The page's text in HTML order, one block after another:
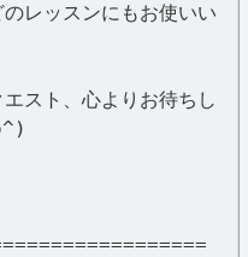
レッスンにもお使いい
スト、心よりお待ちし